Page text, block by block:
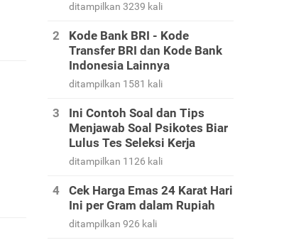
ditampilkan 3239 kali
Kode Bank BRI - Kode
Transfer BRI dan Kode Bank
Indonesia Lainnya
ditampilkan 1581 kali
Ini Contoh Soal dan Tips
Menjawab Soal Psikotes Biar
Lulus Tes Seleksi Kerja
ditampilkan 1126 kali
Cek Harga Emas 24 Karat Hari
Ini per Gram dalam Rupiah
ditampilkan 926 kali